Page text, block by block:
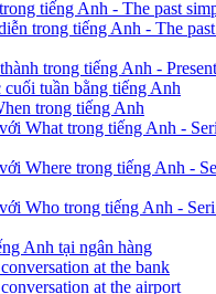
tiếng Anh - The past
trong tiếng Anh - The
trong tiếng Anh -
tuần bằng tiếng Anh
trong tiếng Anh
What trong tiếng Anh -
Where trong tiếng Anh -
Who trong tiếng Anh -
Anh tại ngân hàng
at the bank
at the airport